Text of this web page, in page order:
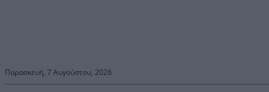
Παρασκευή, 7 Αυγούστου, 2026